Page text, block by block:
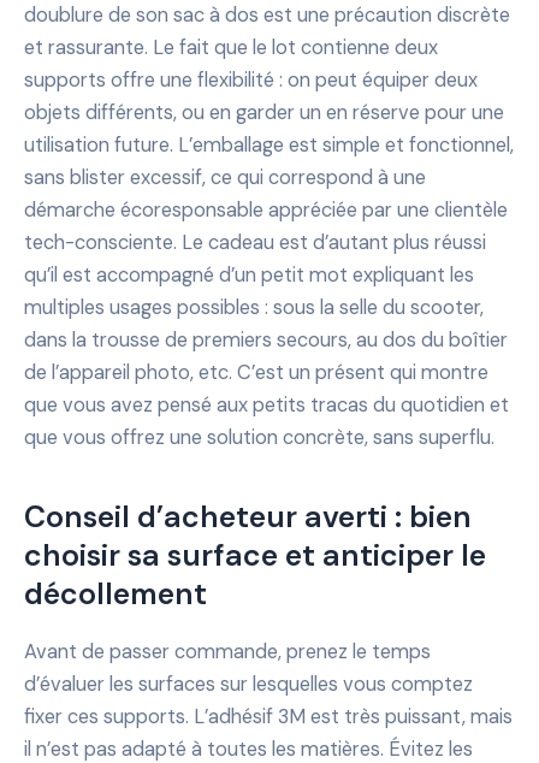
doublure de son sac à dos est une précaution discrète
et rassurante. Le fait que le lot contienne deux
supports offre une flexibilité : on peut équiper deux
objets différents, ou en garder un en réserve pour une
utilisation future. L’emballage est simple et fonctionnel,
sans blister excessif, ce qui correspond à une
démarche écoresponsable appréciée par une clientèle
tech-consciente. Le cadeau est d’autant plus réussi
qu’il est accompagné d’un petit mot expliquant les
multiples usages possibles : sous la selle du scooter,
dans la trousse de premiers secours, au dos du boîtier
de l’appareil photo, etc. C’est un présent qui montre
que vous avez pensé aux petits tracas du quotidien et
que vous offrez une solution concrète, sans superflu.
Conseil d’acheteur averti : bien
choisir sa surface et anticiper le
décollement
Avant de passer commande, prenez le temps
d’évaluer les surfaces sur lesquelles vous comptez
fixer ces supports. L’adhésif 3M est très puissant, mais
il n’est pas adapté à toutes les matières. Évitez les